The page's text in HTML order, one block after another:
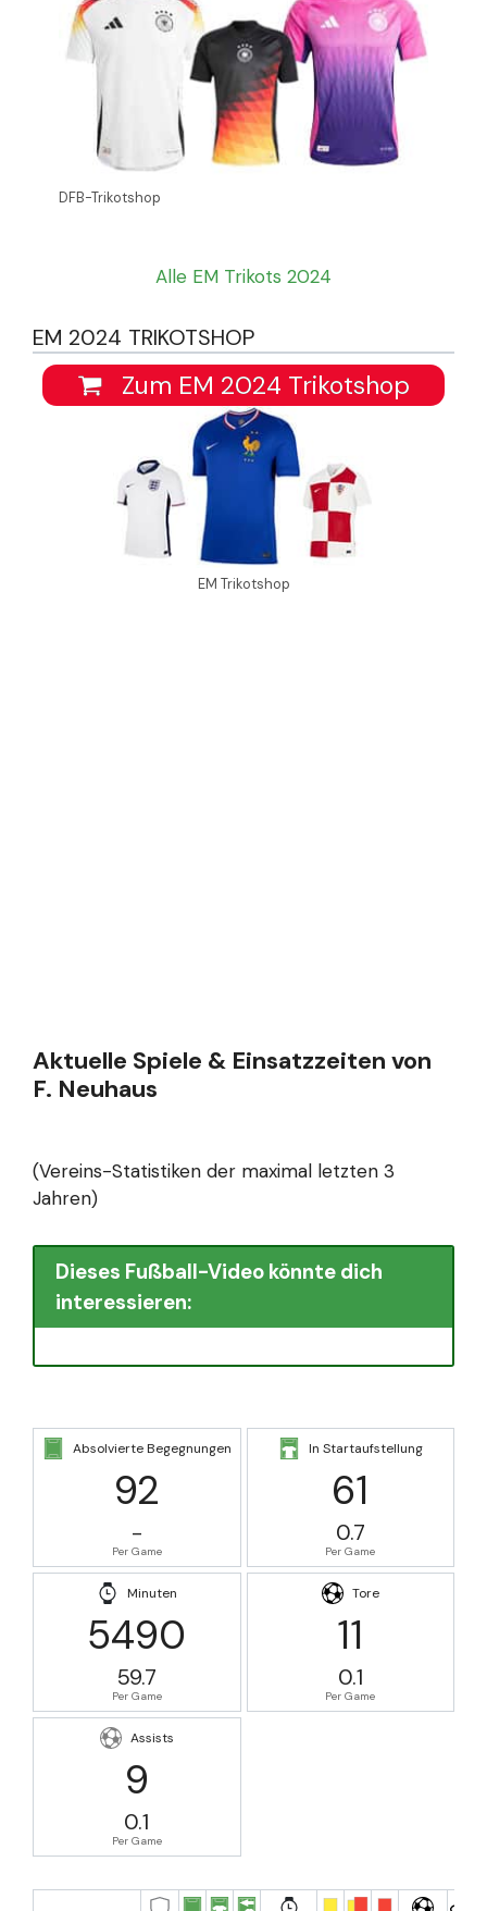
DFB-Trikotshop
Alle EM Trikots 2024
EM 2024 TRIKOTSHOP
Zum EM 2024 Trikotshop
EM Trikotshop
Aktuelle Spiele & Einsatzzeiten von
F. Neuhaus
(Vereins-Statistiken der maximal letzten 3
Jahren)
Dieses Fußball-Video könnte dich
interessieren:
Absolvierte Begegnungen
92
-
Per Game
In Startaufstellung
61
0.7
Per Game
Minuten
5490
59.7
Per Game
Tore
11
0.1
Per Game
Assists
9
0.1
Per Game